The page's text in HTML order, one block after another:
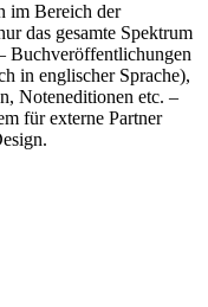
im Bereich der
das gesamte Spektrum
Buchveröffentlichungen
in englischer Sprache),
Noteneditionen etc. –
für externe Partner